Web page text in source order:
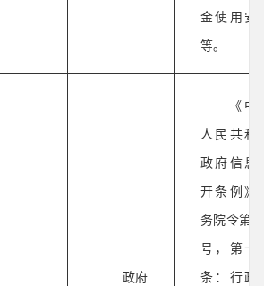
金使用安
等。
政府
《中
人民共和
政府信息
开条例》
务院令第
号，第十
条：行政